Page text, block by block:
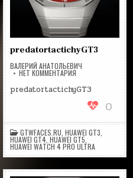
predatortactichyGT3
ВАЛЕРИЙ АНАТОЛЬЕВИЧ
НЕТ КОММЕНТАРИЯНА
predatortactichyGT3
0
GTWFACES.RU ,HUAWEI GT3
HUAWEI GT4 ,HUAWEI GT5
HUAWEI WATCH 4 PRO ULTRA